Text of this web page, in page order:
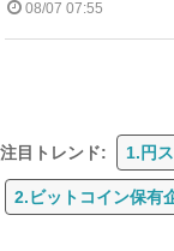
08/07 07:55
注目トレンド: 1.円
2.ビットコイン保有